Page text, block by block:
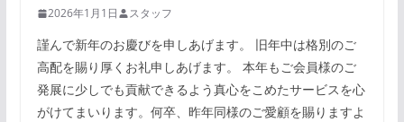
2026年1月1日 スタッフ
謹んで新年のお慶びを申しあげます。 旧年中は格別のご
高配を賜り厚くお礼申しあげます。 本年もご会員様のご
発展に少しでも貢献できるよう真心をこめたサービスを心
がけてまいります。何卒、昨年同様のご愛顧を賜りますよ